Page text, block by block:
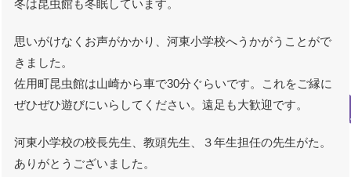
冬は昆虫館も冬眠しています。
思いがけなくお声がかかり、河東小学校へうかがうことがで
きました。
佐用町昆虫館は山崎から車で30分ぐらいです。これをご縁に
ぜひぜひ遊びにいらしてください。遠足も大歓迎です。
河東小学校の校長先生、教頭先生、３年生担任の先生がた。
ありがとうございました。